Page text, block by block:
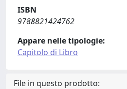
ISBN
9788821424762
Appare nelle tipologie:
Capitolo di Libro
File in questo prodotto: